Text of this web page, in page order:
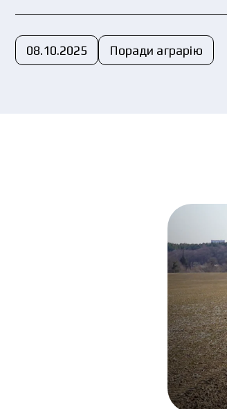
08.10.2025 Поради аграрію